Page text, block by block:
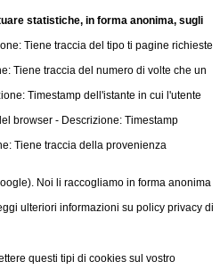
statistiche, in forma anonima, sugli
Tiene traccia del tipo ti pagine richieste
Tiene traccia del numero di volte che un
Timestamp dell'istante in cui l'utente
browser - Descrizione: Timestamp
Tiene traccia della provenienza
Noi li raccogliamo in forma anonima
ulteriori informazioni su policy privacy di
questi tipi di cookies sul vostro